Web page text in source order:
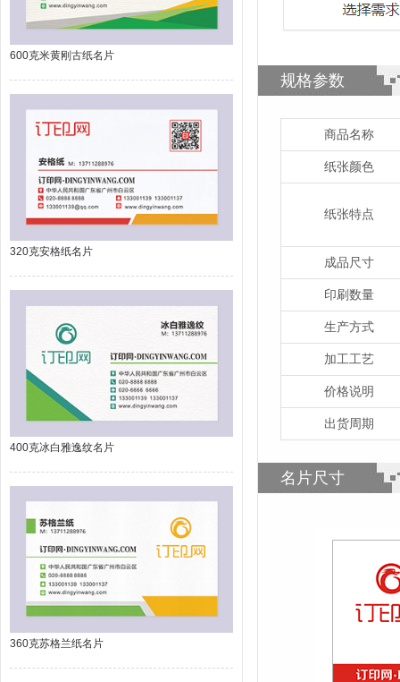
600克米黄刚古纸名片
320克安格纸名片
400克冰白雅逸纹名片
360克苏格兰纸名片
规格参数
商品名称
纸张颜色
纸张特点
成品尺寸
印刷数量
生产方式
加工工艺
价格说明
出货周期
名片尺寸